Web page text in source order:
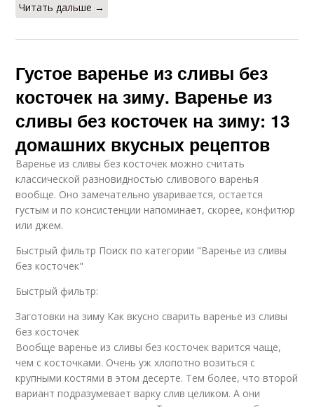
Читать дальше →
Густое варенье из сливы без
косточек на зиму. Варенье из
сливы без косточек на зиму: 13
домашних вкусных рецептов
Варенье из сливы без косточек можно считать
классической разновидностью сливового варенья
вообще. Оно замечательно уваривается, остается
густым и по консистенции напоминает, скорее, конфитюр
или джем.
Быстрый фильтр Поиск по категории "Варенье из сливы
без косточек"
Быстрый фильтр:
Заготовки на зиму Как вкусно сварить варенье из сливы
без косточек
Вообще варенье из сливы без косточек варится чаще,
чем с косточками. Очень уж хлопотно возиться с
крупными костями в этом десерте. Тем более, что второй
вариант подразумевает варку слив целиком. А они